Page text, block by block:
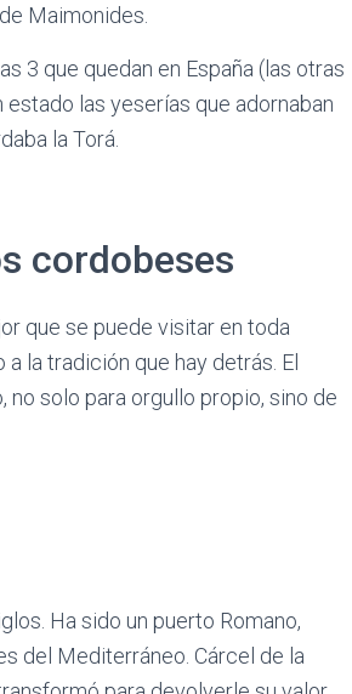
Maimonides.
3 que quedan en España (las otras
las yeserías que adornaban
la Torá.
cordobeses
que se puede visitar en toda
la tradición que hay detrás. El
solo para orgullo propio, sino de
Ha sido un puerto Romano,
del Mediterráneo. Cárcel de la